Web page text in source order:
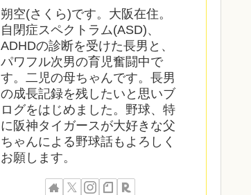
朔空(さくら)です。大阪在住。
自閉症スペクトラム(ASD)、
ADHDの診断を受けた長男と、
パワフル次男の育児奮闘中で
す。二児の母ちゃんです。長男
の成長記録を残したいと思いブ
ログをはじめました。野球、特
に阪神タイガースが大好きな父
ちゃんによる野球話もよろしく
お願します。